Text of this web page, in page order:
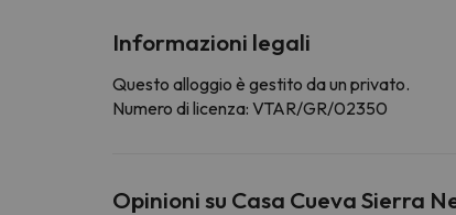
Informazioni legali
Questo alloggio è gestito da un privato.
Numero di licenza: VTAR/GR/02350
Opinioni su Casa Cueva Sierra